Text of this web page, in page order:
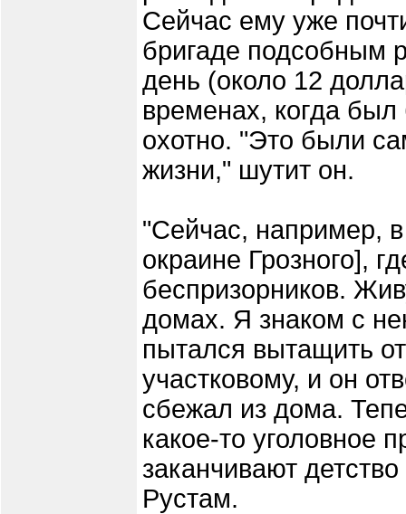
Сейчас ему уже
бригаде подсобным
день (около 12
временах, когда
охотно. "Это были
жизни," шутит он.
"Сейчас, например,
окраине Грозного],
беспризорников.
домах. Я знаком с
пытался вытащить
участковому, и он
сбежал из дома.
какое-то уголовное
заканчивают
Рустам.